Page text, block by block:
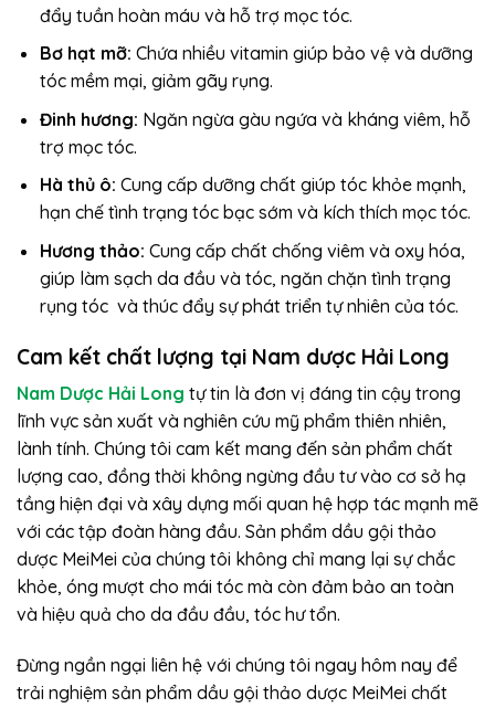
đẩy tuần hoàn máu và hỗ trợ mọc tóc.
Bơ hạt mỡ: Chứa nhiều vitamin giúp bảo vệ và dưỡng
tóc mềm mại, giảm gãy rụng.
Đinh hương: Ngăn ngừa gàu ngứa và kháng viêm, hỗ
trợ mọc tóc.
Hà thủ ô: Cung cấp dưỡng chất giúp tóc khỏe mạnh,
hạn chế tình trạng tóc bạc sớm và kích thích mọc tóc.
Hương thảo: Cung cấp chất chống viêm và oxy hóa,
giúp làm sạch da đầu và tóc, ngăn chặn tình trạng
rụng tóc và thúc đẩy sự phát triển tự nhiên của tóc.
Cam kết chất lượng tại Nam dược Hải Long
Nam Dược Hải Long tự tin là đơn vị đáng tin cậy trong
lĩnh vực sản xuất và nghiên cứu mỹ phẩm thiên nhiên,
lành tính. Chúng tôi cam kết mang đến sản phẩm chất
lượng cao, đồng thời không ngừng đầu tư vào cơ sở hạ
tầng hiện đại và xây dựng mối quan hệ hợp tác mạnh mẽ
với các tập đoàn hàng đầu. Sản phẩm dầu gội thảo
dược MeiMei của chúng tôi không chỉ mang lại sự chắc
khỏe, óng mượt cho mái tóc mà còn đảm bảo an toàn
và hiệu quả cho da đầu đầu, tóc hư tổn.
Đừng ngần ngại liên hệ với chúng tôi ngay hôm nay để
trải nghiệm sản phẩm dầu gội thảo dược MeiMei chất